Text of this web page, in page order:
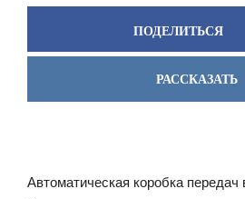
ПОДЕЛИТЬСЯ
РАССКАЗАТЬ
Автоматическая коробка